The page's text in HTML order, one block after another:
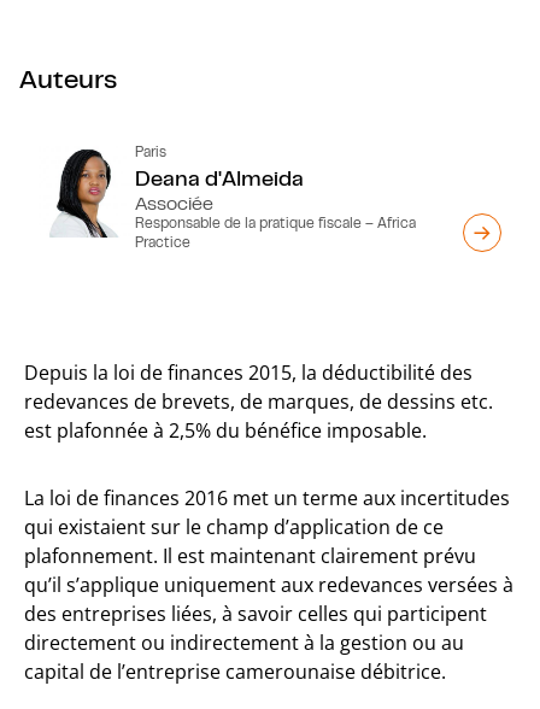
Auteurs
Paris
Deana d'Almeida
Associée
Responsable de la pratique fiscale – Africa
Practice
Depuis la loi de finances 2015, la déductibilité des
redevances de brevets, de marques, de dessins etc.
est plafonnée à 2,5% du bénéfice imposable.
La loi de finances 2016 met un terme aux incertitudes
qui existaient sur le champ d’application de ce
plafonnement. Il est maintenant clairement prévu
qu’il s’applique uniquement aux redevances versées à
des entreprises liées, à savoir celles qui participent
directement ou indirectement à la gestion ou au
capital de l’entreprise camerounaise débitrice.